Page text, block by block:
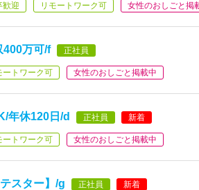
歓迎 リモートワーク可 女性のおしごと掲
400万可/f 正社員
ートワーク可 女性のおしごと掲載中
年休120日/d 正社員 新着
ートワーク可 女性のおしごと掲載中
スター】/g 正社員 新着